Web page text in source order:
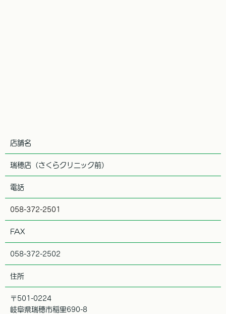
店舗名
瑞穂店（さくらクリニック前）
電話
058-372-2501
FAX
058-372-2502
住所
〒501-0224
岐阜県瑞穂市稲里690-8